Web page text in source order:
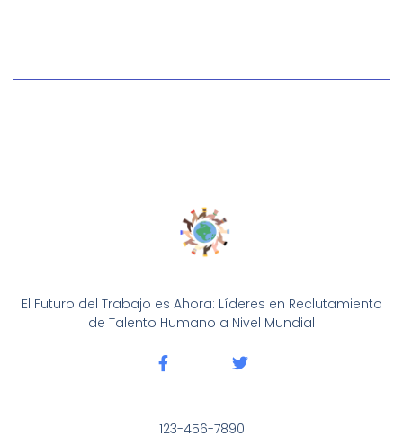
El Futuro del Trabajo es Ahora: Líderes en Reclutamiento
de Talento Humano a Nivel Mundial
123-456-7890